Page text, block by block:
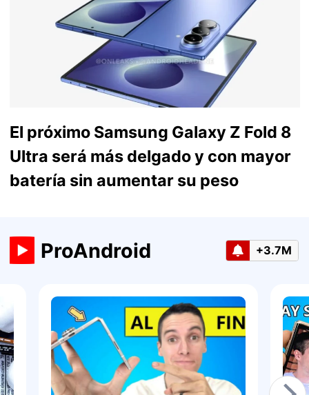
El próximo Samsung Galaxy Z Fold 8
Ultra será más delgado y con mayor
batería sin aumentar su peso
ProAndroid +3.7M